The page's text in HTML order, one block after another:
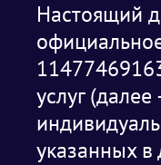
Настоящий
услуг
указанных в